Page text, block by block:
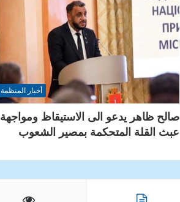
أخبار المنظمة
صالح ظاهر يدعو الى الاستيقاظ ومواجهة
عبث القلة المتحكمة بمصير الشعوب